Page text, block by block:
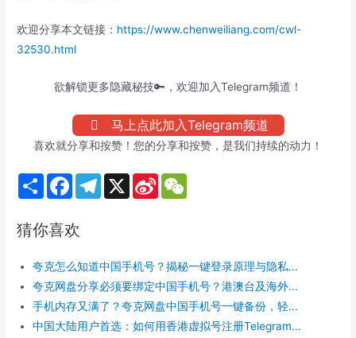
欢迎分享本文链接： https://www.chenweiliang.com/cwl-
32530.html
欲解锁更多隐藏秘技🔑，欢迎加入Telegram频道！
马上点此加入Telegram频道
喜欢就分享和按赞！您的分享和按赞，是我们持续的动力！
S
h
e
F
b
k
T
m
X
S
b
o
猜你喜欢
夸克怎么知道中国手机号？揭秘一键登录原理与隐私...
夸克网盘分享必须要绑定中国手机号？港澳台及海外...
手机内存又满了？夸克网盘中国手机号一键备份，轻...
中国大陆用户首选：如何用香港虚拟号注册Telegram...